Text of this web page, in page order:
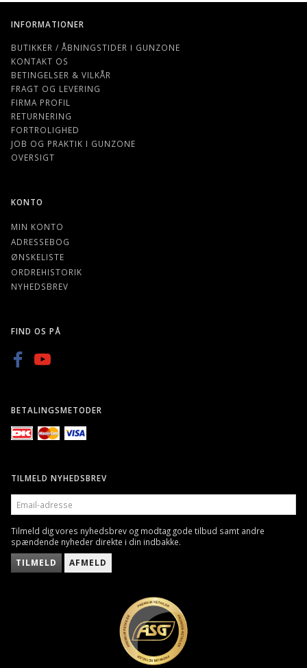
INFORMATIONER
BUTIKKER / ÅBNINGSTIDER I GUNZONE
KONTAKT OS
BETINGELSER & VILKÅR
FRAGT OG LEVERING
FIRMA PROFIL
RETURNERING
FORTROLIGHED
JOB OG PRAKTIK I GUNZONE
OVERSIGT
KONTO
MIN KONTO
ADRESSEBOG
ØNSKELISTE
ORDREHISTORIK
NYHEDSBREV
FIND OS PÅ
BETALINGSMETODER
TILMELD NYHEDSBREV
EMAIL-
ADRESSE
Tilmeld dig vores nyhedsbrev og modtag gode tilbud samt andre
spændende nyheder direkte i din indbakke.
TILMELD AFMELD